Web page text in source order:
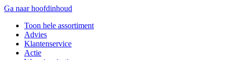
Ga naar hoofdinhoud
Toon hele assortiment
Advies
Klantenservice
Actie